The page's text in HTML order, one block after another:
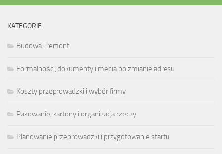
KATEGORIE
Budowa i remont
Formalności, dokumenty i media po zmianie adresu
Koszty przeprowadzki i wybór firmy
Pakowanie, kartony i organizacja rzeczy
Planowanie przeprowadzki i przygotowanie startu